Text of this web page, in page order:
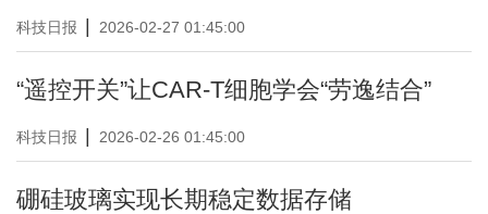
科技日报 2026-02-27 01:45:00
“遥控开关”让CAR-T细胞学会“劳逸结合”
科技日报 2026-02-26 01:45:00
硼硅玻璃实现长期稳定数据存储